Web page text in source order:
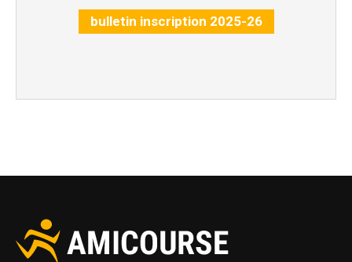
bulletin inscription 2025-26